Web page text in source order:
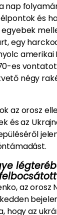
nap
és
egy
amerikai
es
négy
az orosz
és az
az orosz
hogy az